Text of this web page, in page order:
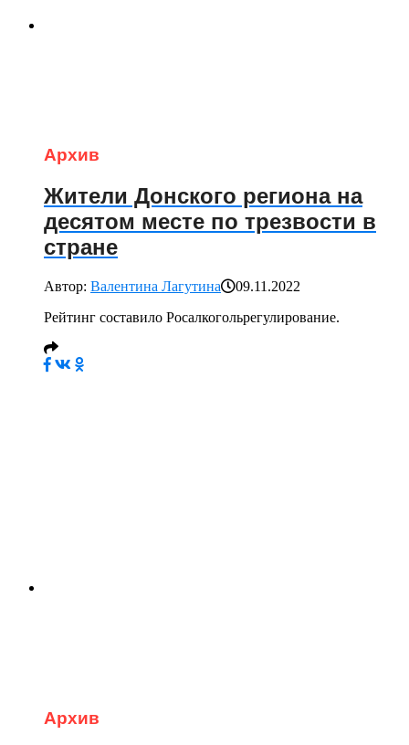
Архив
Жители Донского региона на
десятом месте по трезвости в
стране
Автор: Валентина Лагутина
09.11.2022
Рейтинг составило Росалкогольрегулирование.
Архив